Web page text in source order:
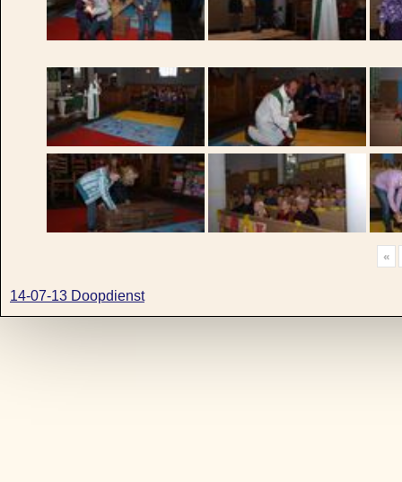
«
14-07-13 Doopdienst